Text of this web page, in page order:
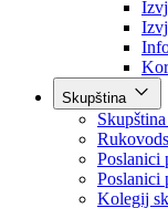
Skupština